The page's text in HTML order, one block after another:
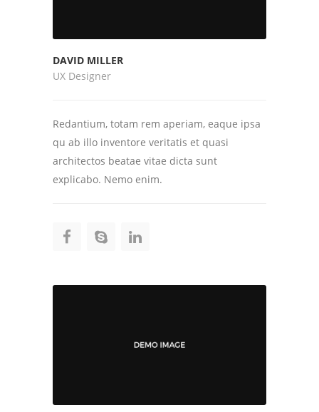
DAVID MILLER
UX Designer
Redantium, totam rem aperiam, eaque ipsa
qu ab illo inventore veritatis et quasi
architectos beatae vitae dicta sunt
explicabo. Nemo enim.